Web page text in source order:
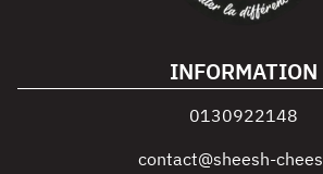
INFORMATION
0130922148
contact@sheesh-